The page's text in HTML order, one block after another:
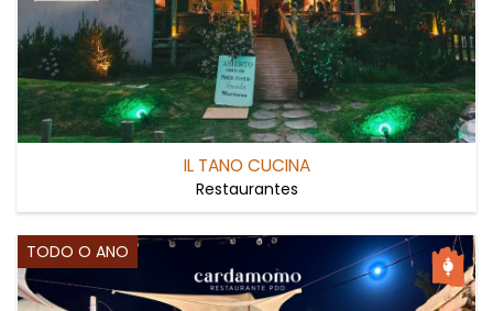
IL TANO CUCINA
Restaurantes
TODO O ANO